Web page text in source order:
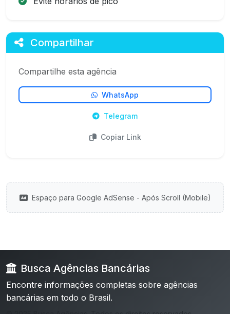
Compartilhar
Compartilhe esta agência
WhatsApp
Telegram
Copiar Link
Espaço para Google AdSense - Após Scroll (Mobile)
Busca Agências Bancárias
Encontre informações completas sobre agências
bancárias em todo o Brasil.